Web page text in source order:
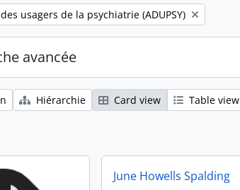
usagers de la psychiatrie (ADUPSY)
avancée
Hiérarchie Card view Table view
June Howells Spalding